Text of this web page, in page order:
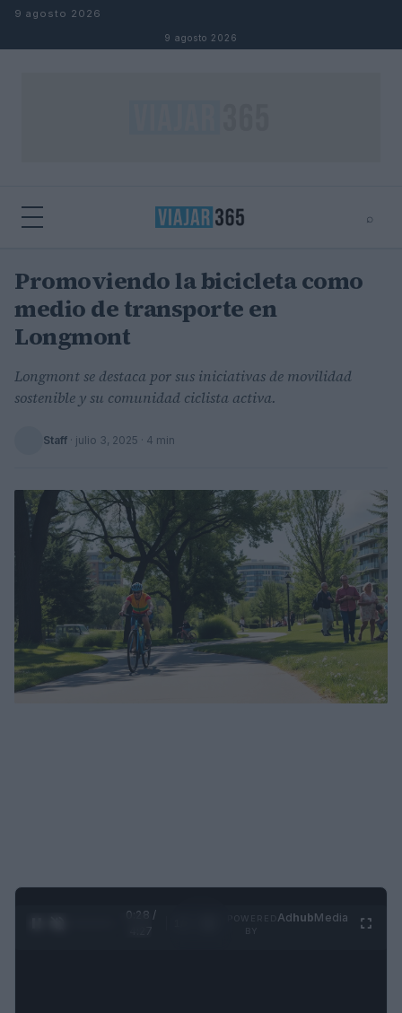
Saltar al contenido
9 agosto 2026
9 agosto 2026
⌕
Buscar
Promoviendo la bicicleta como
medio de transporte en
Longmont
Longmont se destaca por sus iniciativas de movilidad
sostenible y su comunidad ciclista activa.
Staff · julio 3, 2025 · 4 min
0:29 /
AdhubMedia